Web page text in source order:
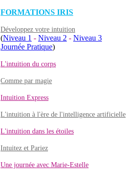
FORMATIONS IRIS
Développez votre intuition
(Niveau 1 - Niveau 2 - Niveau 3
Journée Pratique)
L'intuition du corps
Comme par magie
Intuition Express
L'intuition à l'ère de l'intelligence artificielle
L'intuition dans les étoiles
Intuitez et Pariez
Une journée avec Marie-Estelle